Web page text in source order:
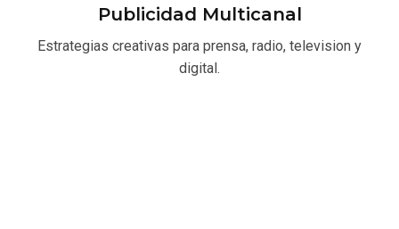
Publicidad Multicanal
Estrategias creativas para prensa, radio, television y
digital.